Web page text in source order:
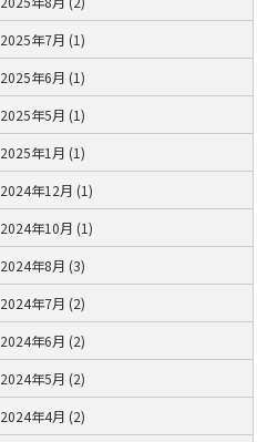
2025年7月 (1)
2025年6月 (1)
2025年5月 (1)
2025年1月 (1)
2024年12月 (1)
2024年10月 (1)
2024年8月 (3)
2024年7月 (2)
2024年6月 (2)
2024年5月 (2)
2024年4月 (2)